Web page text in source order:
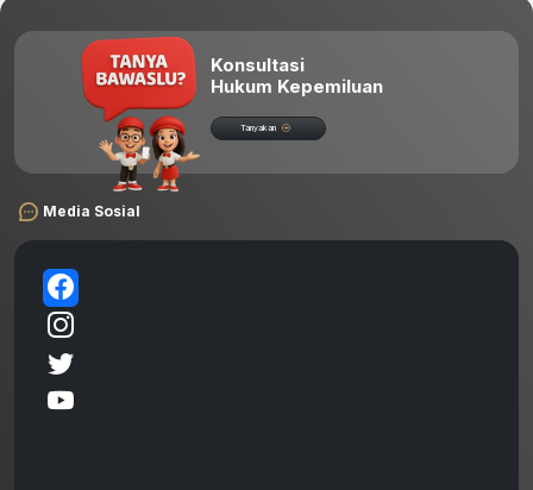
Media Sosial
Konsultasi
Hukum Kepemiluan
Tanyakan